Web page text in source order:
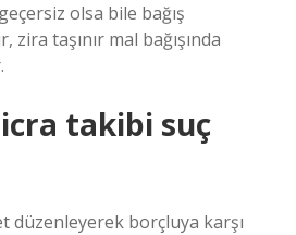
olsa bile bağış
taşınır mal bağışında
takibi suç
düzenleyerek borçluya karşı